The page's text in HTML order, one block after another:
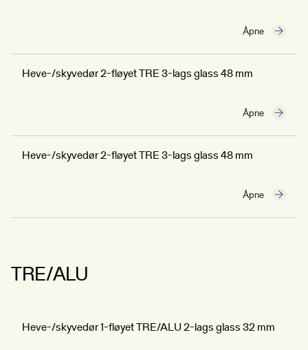
Åpne
Heve-/skyvedør 2-fløyet TRE 3-lags glass 48 mm
Åpne
Heve-/skyvedør 2-fløyet TRE 3-lags glass 48 mm
Åpne
TRE/ALU
Heve-/skyvedør 1-fløyet TRE/ALU 2-lags glass 32 mm